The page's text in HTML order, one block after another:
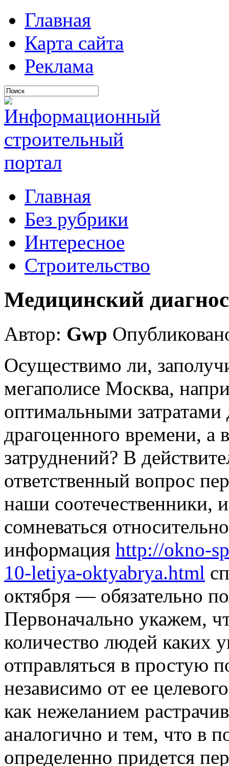
Главная
Карта сайта
Реклама
Главная
Без рубрики
Интересное
Строительство
Медицинский
Автор: Gwp
Осуществимо ли,
мегаполисе Москва,
оптимальными
драгоценного времени, а
затруднений? В
ответственный вопрос
наши соотечественники,
сомневаться
информация http://okno-
10-letiya-oktyabrya.html
октября — обязательно
Первоначально укажем,
количество людей каких
отправляться в простую
независимо от ее
как нежеланием
аналогично и тем, что в
определенно придется